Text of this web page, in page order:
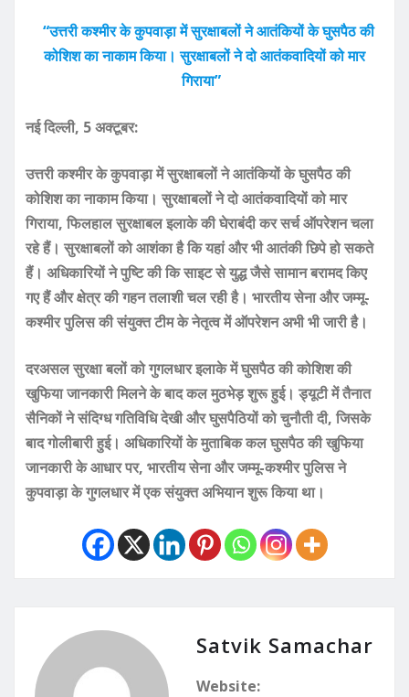
“उत्तरी कश्मीर के कुपवाड़ा में सुरक्षाबलों ने आतंकियों के घुसपैठ की
कोशिश का नाकाम किया। सुरक्षाबलों ने दो आतंकवादियों को मार
गिराया”
नई दिल्ली, 5 अक्टूबर:
उत्तरी कश्मीर के कुपवाड़ा में सुरक्षाबलों ने आतंकियों के घुसपैठ की
कोशिश का नाकाम किया। सुरक्षाबलों ने दो आतंकवादियों को मार
गिराया, फिलहाल सुरक्षाबल इलाके की घेराबंदी कर सर्च ऑपरेशन चला
रहे हैं। सुरक्षाबलों को आशंका है कि यहां और भी आतंकी छिपे हो सकते
हैं। अधिकारियों ने पुष्टि की कि साइट से युद्ध जैसे सामान बरामद किए
गए हैं और क्षेत्र की गहन तलाशी चल रही है। भारतीय सेना और जम्मू-
कश्मीर पुलिस की संयुक्त टीम के नेतृत्व में ऑपरेशन अभी भी जारी है।
दरअसल सुरक्षा बलों को गुगलधार इलाके में घुसपैठ की कोशिश की
खुफिया जानकारी मिलने के बाद कल मुठभेड़ शुरू हुई। ड्यूटी में तैनात
सैनिकों ने संदिग्ध गतिविधि देखी और घुसपैठियों को चुनौती दी, जिसके
बाद गोलीबारी हुई। अधिकारियों के मुताबिक कल घुसपैठ की खुफिया
जानकारी के आधार पर, भारतीय सेना और जम्मू-कश्मीर पुलिस ने
कुपवाड़ा के गुगलधार में एक संयुक्त अभियान शुरू किया था।
Satvik Samachar
Website: